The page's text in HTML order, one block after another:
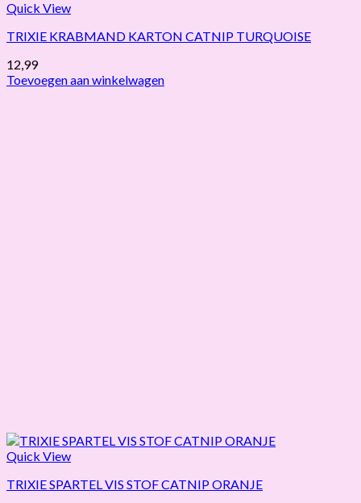
Quick View
TRIXIE KRABMAND KARTON CATNIP TURQUOISE
12,99
Toevoegen aan winkelwagen
Quick View
TRIXIE SPARTEL VIS STOF CATNIP ORANJE